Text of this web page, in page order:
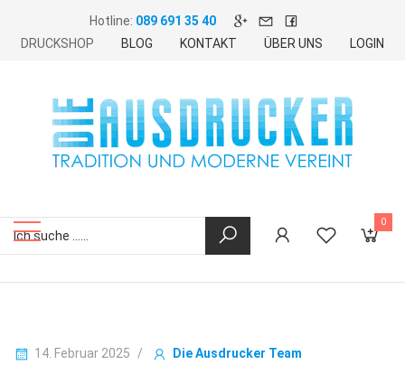
Hotline: 089 691 35 40
DRUCKSHOP
BLOG KONTAKT ÜBER UNS LOGIN
0
14. Februar 2025 Die Ausdrucker Team